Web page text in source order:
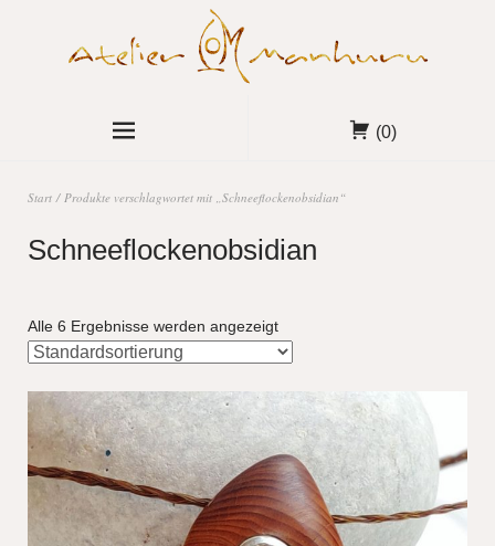
(0)
Start / Produkte verschlagwortet mit „Schneeflockenobsidian“
Schneeflockenobsidian
Alle 6 Ergebnisse werden angezeigt